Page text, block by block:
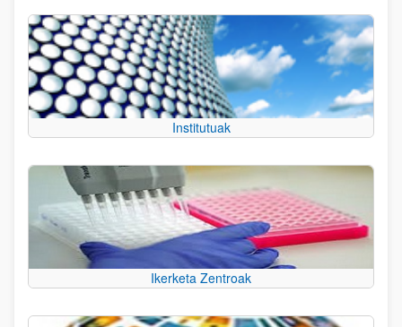
Institutuak
Ikerketa Zentroak